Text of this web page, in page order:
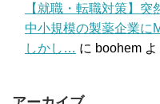
【就職・転職対策】
中小規模の製薬企業に
しかし… に boohem よ